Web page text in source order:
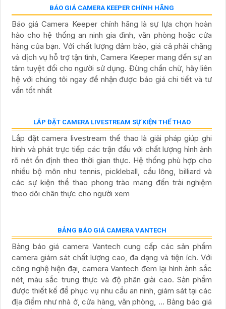
Lắp Camera Trọn Bộ Ultra HD
Lắp Trọn Bộ Camera Wifi Giá Rẻ
BẢN TIN CAMERA QUAN SÁT
BÁO GIÁ TRỌN GÓI LẮP ĐẶT CAMERA GIÁM SÁT HIKVISION
vụ chuyên nghiệp và đáng tin cậy giúp bạn bảo vệ an ninh
tại gia đình, cửa hàng hoặc văn phòng. Với đội ngũ kỹ
thuật viên giàu kinh nghiệm, chúng tôi cam kết cung cấp
giải pháp hiệu quả và tiết kiệm chi phí. Hãy đầu tư vào hệ
thống camera Hikvision để chủ động trong việc quản lý và
giám sát mọi hoạt động xung quanh
Báo giá Camera Jtech mới nhất mang đến cho bạn những
giải pháp an ninh hiệu quả và đáng tin cậy. Với công nghệ
tiên tiến, Camera Jtech giúp bạn giám sát mọi hoạt động
trong và ngoài nhà một cách dễ dàng. Sản phẩm đa dạng,
chất lượng cao và giá cả phải chăng
BÁO GIÁ CAMERA KEEPER CHÍNH HÃNG